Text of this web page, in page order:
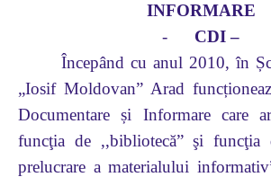
INFORMARE
- CDI –
Începând cu anul 2010, în
„Iosif Moldovan” Arad
Documentare și Informare care
funcţia de ,,bibliotecă” şi funcţia
prelucrare a materialului